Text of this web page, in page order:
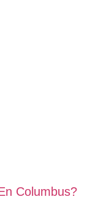
Columbus?